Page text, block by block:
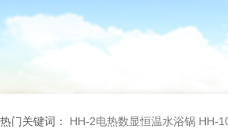
热门关键词： HH-2电热数显恒温水浴锅 HH-